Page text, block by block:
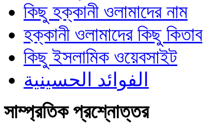
কিছু হক্কানী ওলামাদের নাম
হক্কানী ওলামাদের কিছু কিতাব
কিছু ইসলামিক ওয়েবসাইট
الفوائد الحسينية
সাম্প্রতিক প্রশ্নোত্তর